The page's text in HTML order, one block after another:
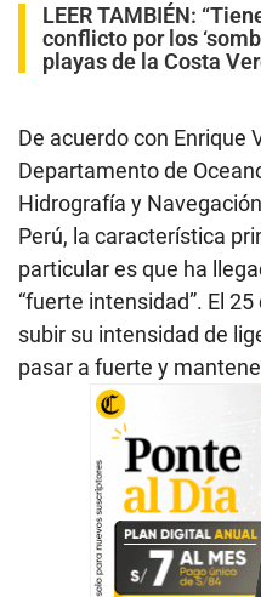
LEER TAMBIÉN:
conflicto por los
playas de la Costa
De acuerdo con Enrique
Departamento de
Hidrografía y
Perú, la característica
particular es que ha
“fuerte intensidad”. El
subir su intensidad de
pasar a fuerte y